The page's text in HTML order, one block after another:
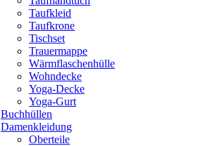
Taufkleid
Taufkrone
Tischset
Trauermappe
Wärmflaschenhülle
Wohndecke
Yoga-Decke
Yoga-Gurt
Buchhüllen
Damenkleidung
Oberteile